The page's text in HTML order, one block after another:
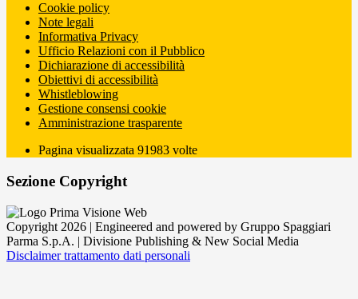
Cookie policy
Note legali
Informativa Privacy
Ufficio Relazioni con il Pubblico
Dichiarazione di accessibilità
Obiettivi di accessibilità
Whistleblowing
Gestione consensi cookie
Amministrazione trasparente
Pagina visualizzata 91983 volte
Sezione Copyright
Copyright 2026 | Engineered and powered by Gruppo Spaggiari
Parma S.p.A. | Divisione Publishing & New Social Media
Disclaimer trattamento dati personali